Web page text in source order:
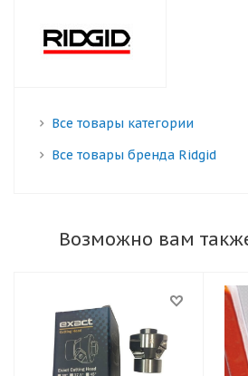
Все товары категории
Все товары бренда Ridgid
Возможно вам